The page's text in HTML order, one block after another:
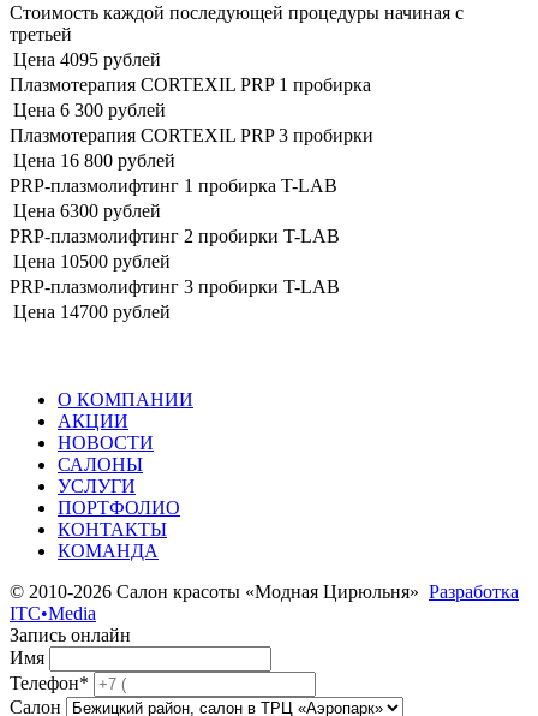
Стоимость каждой последующей процедуры начиная с
третьей
Цена 4095 рублей
Плазмотерапия CORTEXIL PRP 1 пробирка
Цена 6 300 рублей
Плазмотерапия CORTEXIL PRP 3 пробирки
Цена 16 800 рублей
PRP-плазмолифтинг 1 пробирка T-LAB
Цена 6300 рублей
PRP-плазмолифтинг 2 пробирки T-LAB
Цена 10500 рублей
PRP-плазмолифтинг 3 пробирки T-LAB
Цена 14700 рублей
О КОМПАНИИ
АКЦИИ
НОВОСТИ
САЛОНЫ
УСЛУГИ
ПОРТФОЛИО
КОНТАКТЫ
КОМАНДА
© 2010-2026 Салон красоты «Модная Цирюльня» Разработка
ITC•Media
Запись онлайн
Имя
Телефон*
Салон